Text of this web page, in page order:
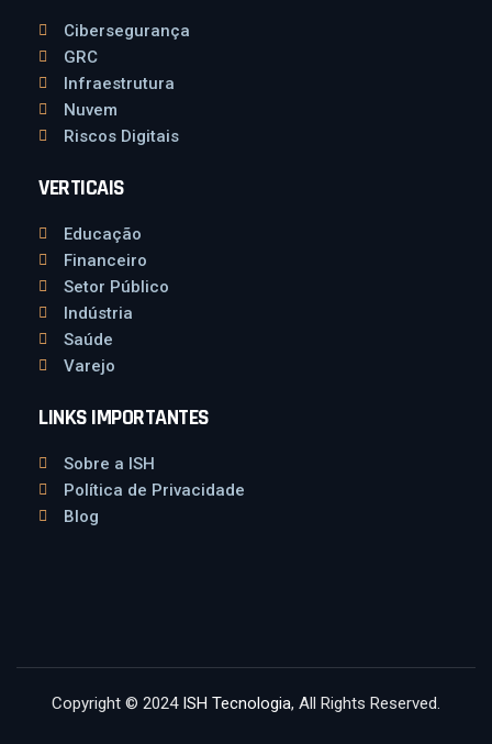
Cibersegurança
GRC
Infraestrutura
Nuvem
Riscos Digitais
VERTICAIS
Educação
Financeiro
Setor Público
Indústria
Saúde
Varejo
LINKS IMPORTANTES
Sobre a ISH
Política de Privacidade
Blog
Copyright © 2024 ISH Tecnologia, All Rights Reserved.